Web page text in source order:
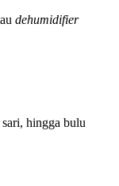
dehumidifier
hingga bulu